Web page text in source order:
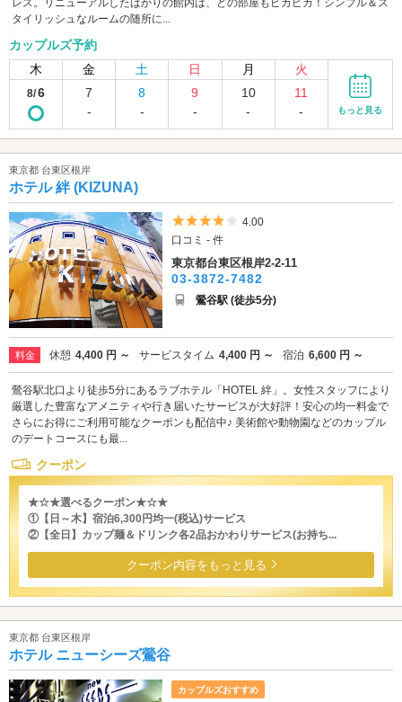
レス。リニューアルしたばかりの館内は、どの部屋もピカピカ！シンプル＆ス
タイリッシュなルームの随所に...
カップルズ予約
木
金 土 日 月 火
8/6
7
-
8
-
9
-
10
-
11
-
もっと見る
東京都 台東区根岸
ホテル 絆 (KIZUNA)
5つ星のうち4
4.00
口コミ - 件
東京都台東区根岸2-2-11
03-3872-7482
鶯谷駅 (徒歩5分)
料金 休憩 4,400 円 ～ サービスタイム 4,400 円 ～ 宿泊 6,600 円 ～
鶯谷駅北口より徒歩5分にあるラブホテル「HOTEL 絆」。女性スタッフにより
厳選した豊富なアメニティや行き届いたサービスが大好評！安心の均一料金で
さらにお得にご利用可能なクーポンも配信中♪ 美術館や動物園などのカップル
のデートコースにも最...
クーポン
★☆★選べるクーポン★☆★
①【日～木】宿泊6,300円均一(税込)サービス
②【全日】カップ麺＆ドリンク各2品おかわりサービス(お持ち...
クーポン内容をもっと見る
東京都 台東区根岸
ホテル ニューシーズ鶯谷
カップルズおすすめ